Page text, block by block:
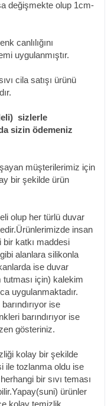
değişmekte olup 1cm-
canlılığını
uygulanmıştır.
cila satışı ürünü
sizlerle
sizin ödemeniz
müşterilerimiz için
bir şekilde ürün
olup her türlü duvar
insan
bir katkı maddesi
alanlara silikonla
ise duvar
tutması için) kalekim
uygulanmaktadır.
ise
barındırıyor ise
gösteriniz.
kolay bir şekilde
ile tozlanma oldu ise
bir sıvı teması
ürünler